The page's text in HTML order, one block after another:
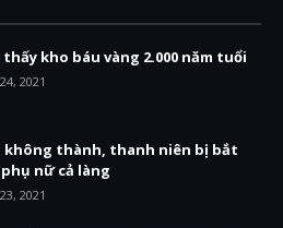
kho báu vàng 2.000 năm tuổi
2021
không thành, thanh niên bị bắt
nữ cả làng
2021